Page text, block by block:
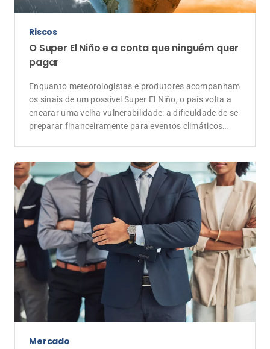
Riscos
O Super El Niño e a conta que ninguém quer
pagar
Enquanto meteorologistas e produtores acompanham
os sinais de um possível Super El Niño, o país volta a
encarar uma velha vulnerabilidade: a dificuldade de se
preparar financeiramente para eventos climáticos
Mercado